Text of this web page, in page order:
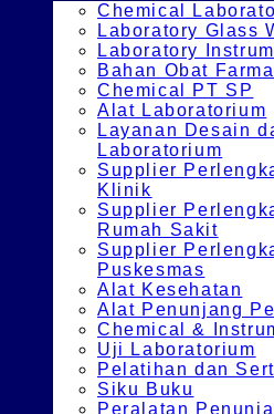
Chemical
Laboratory Glass
Laboratory
Bahan Obat
Chemical PT SP
Alat Laboratorium
Layanan Desain
Laboratorium
Supplier
Klinik
Supplier
Rumah Sakit
Supplier
Puskesmas
Alat Kesehatan
Alat Penunjang
Chemical &
Uji Laboratorium
Pelatihan dan
Siku Buku
Peralatan